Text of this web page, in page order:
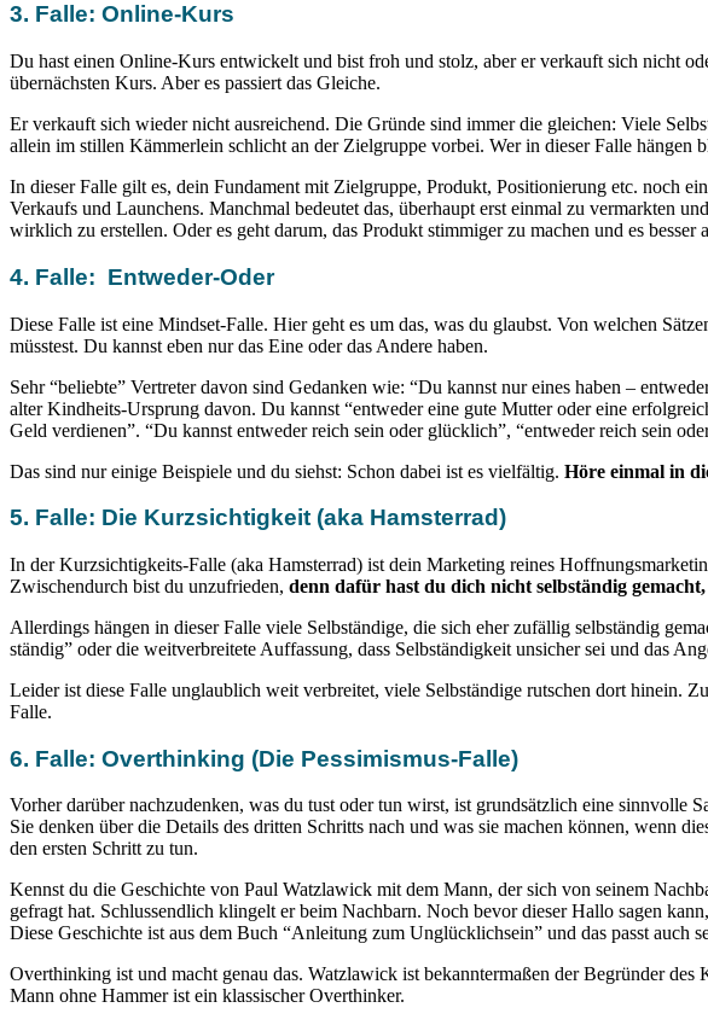
3. Falle: Online-Kurs
Du hast einen Online-Kurs entwickelt und bist froh und stolz, aber er verkauft sich nicht
übernächsten Kurs. Aber es passiert das Gleiche.
Er verkauft sich wieder nicht ausreichend. Die Gründe sind immer die gleichen: Viele
allein im stillen Kämmerlein schlicht an der Zielgruppe vorbei. Wer in dieser Falle
In dieser Falle gilt es, dein Fundament mit Zielgruppe, Produkt, Positionierung etc. noch
Verkaufs und Launchens. Manchmal bedeutet das, überhaupt erst einmal zu vermarkten
wirklich zu erstellen. Oder es geht darum, das Produkt stimmiger zu machen und es
4. Falle: Entweder-Oder
Diese Falle ist eine Mindset-Falle. Hier geht es um das, was du glaubst. Von welchen
müsstest. Du kannst eben nur das Eine oder das Andere haben.
Sehr “beliebte” Vertreter davon sind Gedanken wie: “Du kannst nur eines haben –
alter Kindheits-Ursprung davon. Du kannst “entweder eine gute Mutter oder eine
Geld verdienen”. “Du kannst entweder reich sein oder glücklich”, “entweder reich sein
Das sind nur einige Beispiele und du siehst: Schon dabei ist es vielfältig. Höre einmal in
5. Falle: Die Kurzsichtigkeit (aka Hamsterrad)
In der Kurzsichtigkeits-Falle (aka Hamsterrad) ist dein Marketing reines
Zwischendurch bist du unzufrieden, denn dafür hast du dich nicht selbständig
Allerdings hängen in dieser Falle viele Selbständige, die sich eher zufällig selbständig
ständig” oder die weitverbreitete Auffassung, dass Selbständigkeit unsicher sei und das
Leider ist diese Falle unglaublich weit verbreitet, viele Selbständige rutschen dort hinein.
Falle.
6. Falle: Overthinking (Die Pessimismus-Falle)
Vorher darüber nachzudenken, was du tust oder tun wirst, ist grundsätzlich eine
Sie denken über die Details des dritten Schritts nach und was sie machen können, wenn
den ersten Schritt zu tun.
Kennst du die Geschichte von Paul Watzlawick mit dem Mann, der sich von seinem
gefragt hat. Schlussendlich klingelt er beim Nachbarn. Noch bevor dieser Hallo sagen
Diese Geschichte ist aus dem Buch “Anleitung zum Unglücklichsein” und das passt auch
Overthinking ist und macht genau das. Watzlawick ist bekanntermaßen der Begründer
Mann ohne Hammer ist ein klassischer Overthinker.